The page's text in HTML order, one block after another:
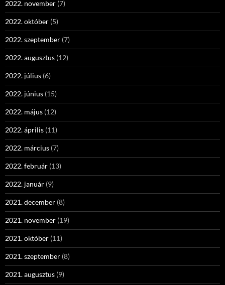
2022. november (7)
2022. október (5)
2022. szeptember (7)
2022. augusztus (12)
2022. július (6)
2022. június (15)
2022. május (12)
2022. április (11)
2022. március (7)
2022. február (13)
2022. január (9)
2021. december (8)
2021. november (19)
2021. október (11)
2021. szeptember (8)
2021. augusztus (9)